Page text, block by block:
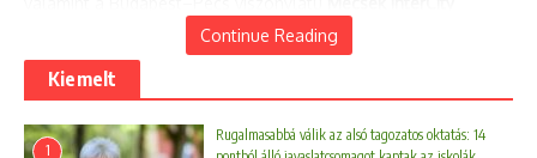
vonatokat több kocsivalindítja el a vasúttársaság. Lehetőség
szerint további kocsikat is forgalomba állítanak a tervezetten
felül, ha az utasforgalom alakulása ezt megkívánja és a
Elvirán figyelhető az adott vonat ülőhely-foglaltsága a
Continue Reading
Kiemelt
1
Rugalmasabbá válik az alsó tagozatos oktatás: 14